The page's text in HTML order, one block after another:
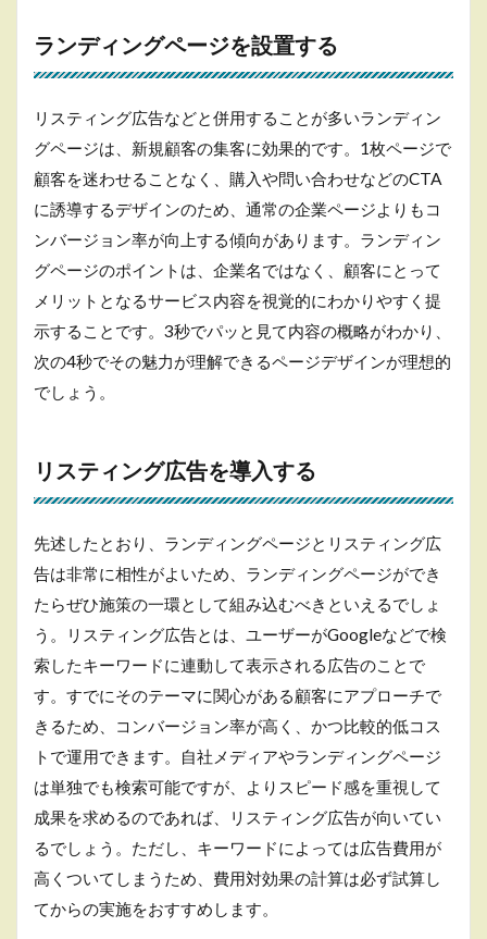
ドを
決め
る
3.5
サイ
ト構
成
（サ
イト
マッ
プ）
める
3.6
サイ
トデ
ザイ
決め
サイ
トの
頻度
や運
制を
決め
4
と
め
ランディングページを設置する
リスティング広告などと併用することが多いランディン
グページは、新規顧客の集客に効果的です。1枚ページで
顧客を迷わせることなく、購入や問い合わせなどのCTA
に誘導するデザインのため、通常の企業ページよりもコ
ンバージョン率が向上する傾向があります。ランディン
グページのポイントは、企業名ではなく、顧客にとって
メリットとなるサービス内容を視覚的にわかりやすく提
示することです。3秒でパッと見て内容の概略がわかり、
次の4秒でその魅力が理解できるページデザインが理想的
でしょう。
リスティング広告を導入する
先述したとおり、ランディングページとリスティング広
告は非常に相性がよいため、ランディングページができ
たらぜひ施策の一環として組み込むべきといえるでしょ
う。リスティング広告とは、ユーザーがGoogleなどで検
索したキーワードに連動して表示される広告のことで
す。すでにそのテーマに関心がある顧客にアプローチで
きるため、コンバージョン率が高く、かつ比較的低コス
トで運用できます。自社メディアやランディングページ
は単独でも検索可能ですが、よりスピード感を重視して
成果を求めるのであれば、リスティング広告が向いてい
るでしょう。ただし、キーワードによっては広告費用が
高くついてしまうため、費用対効果の計算は必ず試算し
てからの実施をおすすめします。